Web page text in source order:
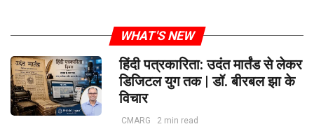
WHAT'S NEW
हिंदी पत्रकारिता: उदंत मार्तंड से लेकर
डिजिटल युग तक | डॉ. बीरबल झा के
विचार
CMARG 2 min read